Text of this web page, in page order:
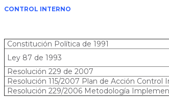
CONTROL INTERNO
Constitución Política de 1991
Ley 87 de 1993
Resolución 229 de 2007
Resolución 115/2007 Plan de Acción Control
Resolución 229/2006 Metodología